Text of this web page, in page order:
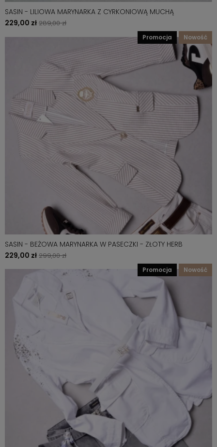
SASIN - LILIOWA MARYNARKA Z CYRKONIOWĄ MUCHĄ
229,00 zł 289,00 zł
SASIN - BEŻOWA MARYNARKA W PASECZKI - ZŁOTY HERB
229,00 zł 299,00 zł
promocja nowość
promocja nowość